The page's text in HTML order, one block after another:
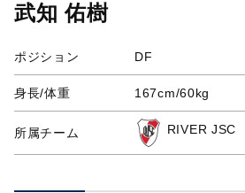
武知 佑樹
ポジション DF
身長/体重 167cm/60kg
所属チーム RIVER JSC